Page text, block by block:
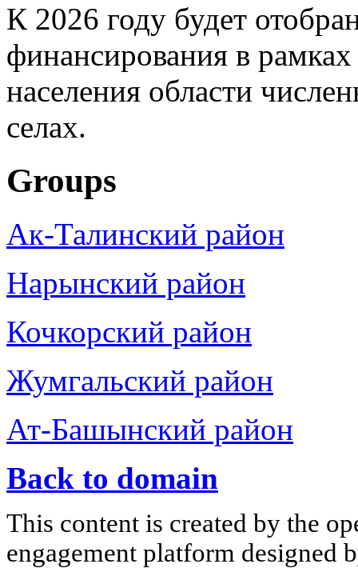
К 2026 году будет
финансирования в
населения области
селах.
Groups
Ак-Талинский район
Нарынский район
Кочкорский район
Жумгальский район
Ат-Башынский район
Back to domain
This content is created by the
engagement platform designed